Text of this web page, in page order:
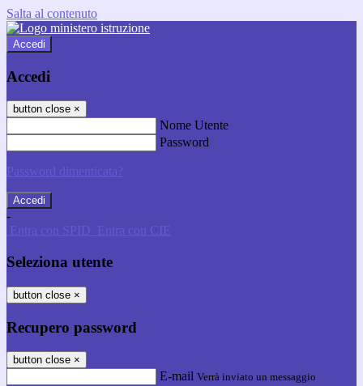
Salta al contenuto
Accedi
Accedi
button close ×
Nome Utente
Password
Password dimenticata?
-
Entra con SPID Entra con CIE
Seleziona utente
button close ×
Recupero password
button close ×
E-mail Verrà inviato un messaggio